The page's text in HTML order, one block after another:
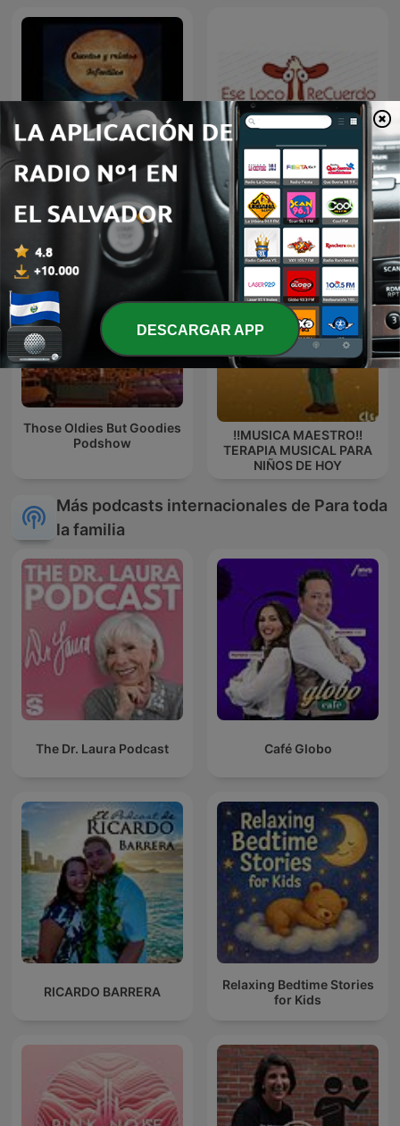
Cuentos y Relatos
Infantiles - Aquí te cuento
Ese Loco ReCuerdo
Those Oldies But Goodies
Podshow
!!MUSICA MAESTRO!!
TERAPIA MUSICAL PARA
NIÑOS DE HOY
Más podcasts internacionales de Para toda
la familia
The Dr. Laura Podcast Café Globo
RICARDO BARRERA
Relaxing Bedtime Stories
for Kids
DESCARGAR APP